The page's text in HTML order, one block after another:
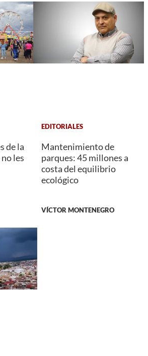
de la
les
EDITORIALES
Mantenimiento de
parques: 45 millones a
costa del equilibrio
ecológico
VÍCTOR MONTENEGRO